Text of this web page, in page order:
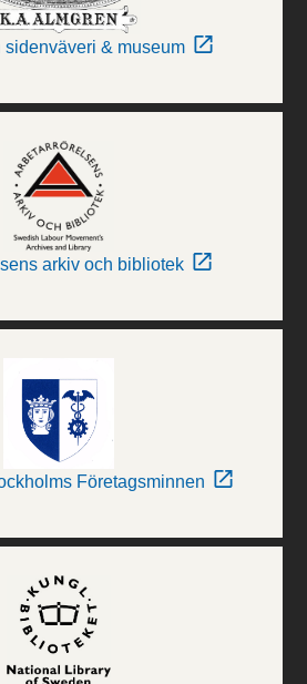
sidenväveri & museum
arkiv och bibliotek
Företagsminnen